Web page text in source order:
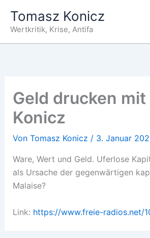
Inhalt
springen
Tomasz Konicz
Wertkritik, Krise, Antifa
Geld drucken mit
Konicz
Von Tomasz Konicz / 3. Januar
Ware, Wert und Geld. Uferlose
als Ursache der gegenwärtigen
Malaise?
Link: https://www.freie-radios.net/